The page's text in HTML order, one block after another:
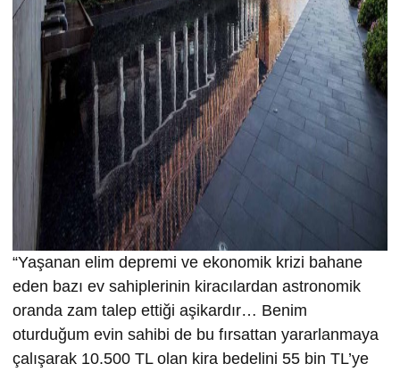
“Yaşanan elim depremi ve ekonomik krizi bahane
eden bazı ev sahiplerinin kiracılardan astronomik
oranda zam talep ettiği aşikardır… Benim
oturduğum evin sahibi de bu fırsattan yararlanmaya
çalışarak 10.500 TL olan kira bedelini 55 bin TL’ye